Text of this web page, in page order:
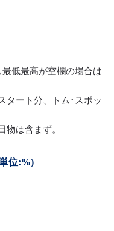
低最高が空欄の場合は
タート分、トム･スポッ
は含まず。
位:%)